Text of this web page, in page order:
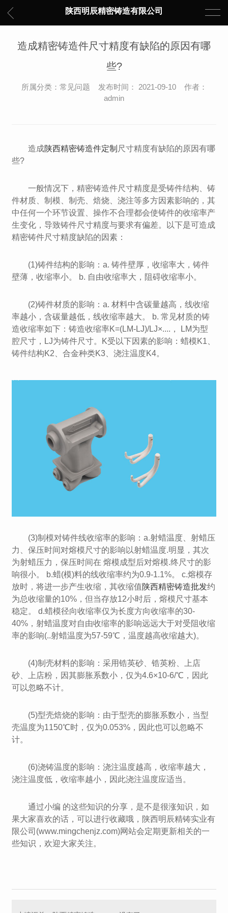
陕西明辰精密铸造有限公司
造成精密铸造件尺寸精度有缺陷的原因有哪
些?
所属分类：常见问题 发布时间： 2021-09-10 作者：
admin
造成陕西精密铸造件定制 尺寸精度有缺陷的原因有哪
些?
一般情况下，精密铸造件尺寸精度是受铸件结构、铸
件材质、制模、制壳、焙烧、浇注等多方因素影响的，其
中任何一个环节设置、操作不合理都会使铸件的收缩率产
生变化，导致铸件尺寸精度与要求有偏差。以下是可造成
精密铸件尺寸精度缺陷的因素：
(1)铸件结构的影响：a. 铸件壁厚，收缩率大，铸件
壁薄，收缩率小。 b. 自由收缩率大，阻碍收缩率小。
(2)铸件材质的影响：a. 材料中含碳量越高，线收缩
率越小，含碳量越低，线收缩率越大。 b. 常见材质的铸
造收缩率如下：铸造收缩率K=(LM-LJ)/LJ×....， LM为型
腔尺寸，LJ为铸件尺寸。K受以下因素的影响：蜡模K1、
铸件结构K2、合金种类K3、浇注温度K4。
(3)制模对铸件线收缩率的影响：a.射蜡温度、射蜡压
力、保压时间对熔模尺寸的影响以射蜡温度.明显，其次
为射蜡压力，保压时间在 熔模成型后对熔模.终尺寸的影
响很小。 b.蜡(模)料的线收缩率约为0.9-1.1%。 c.熔模存
放时，将进一步产生收缩，其收缩值陕西精密铸造批发约
为总收缩量的10%，但当存放12小时后，熔模尺寸基本
稳定。 d.蜡模径向收缩率仅为长度方向收缩率的30-
40%，射蜡温度对自由收缩率的影响远远大于对受阻收缩
率的影响(..射蜡温度为57-59℃，温度越高收缩越大)。
(4)制壳材料的影响：采用锆英砂、锆英粉、上店
砂、上店粉，因其膨胀系数小，仅为4.6×10-6/℃，因此
可以忽略不计。
(5)型壳焙烧的影响：由于型壳的膨胀系数小，当型
壳温度为1150℃时，仅为0.053%，因此也可以忽略不
计。
(6)浇铸温度的影响：浇注温度越高，收缩率越大，
浇注温度低，收缩率越小，因此浇注温度应适当。
通过小编 的这些知识的分享，是不是很涨知识，如
果大家喜欢的话，可以进行收藏哦，陕西明辰精铸实业有
限公司(www.mingchenjz.com)网站会定期更新相关的一
些知识，欢迎大家关注。